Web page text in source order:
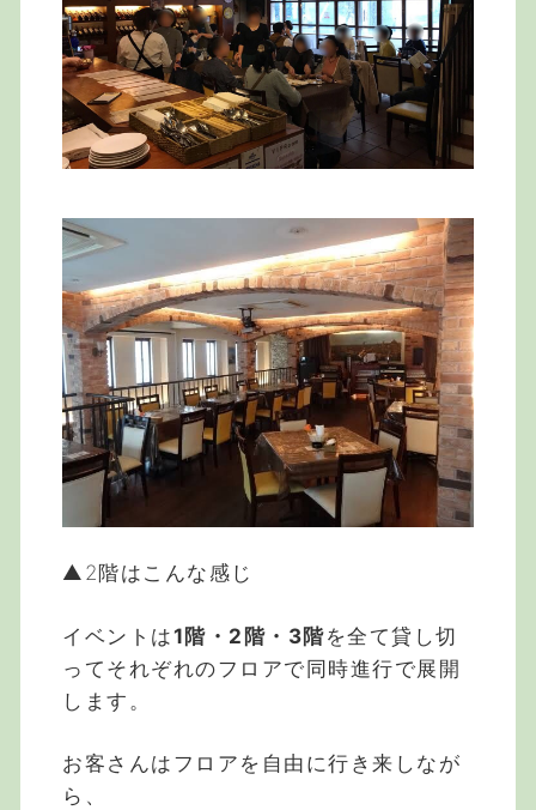
▲2階はこんな感じ
イベントは1階・2階・3階を全て貸し切
ってそれぞれのフロアで同時進行で展開
します。
お客さんはフロアを自由に行き来しなが
ら、